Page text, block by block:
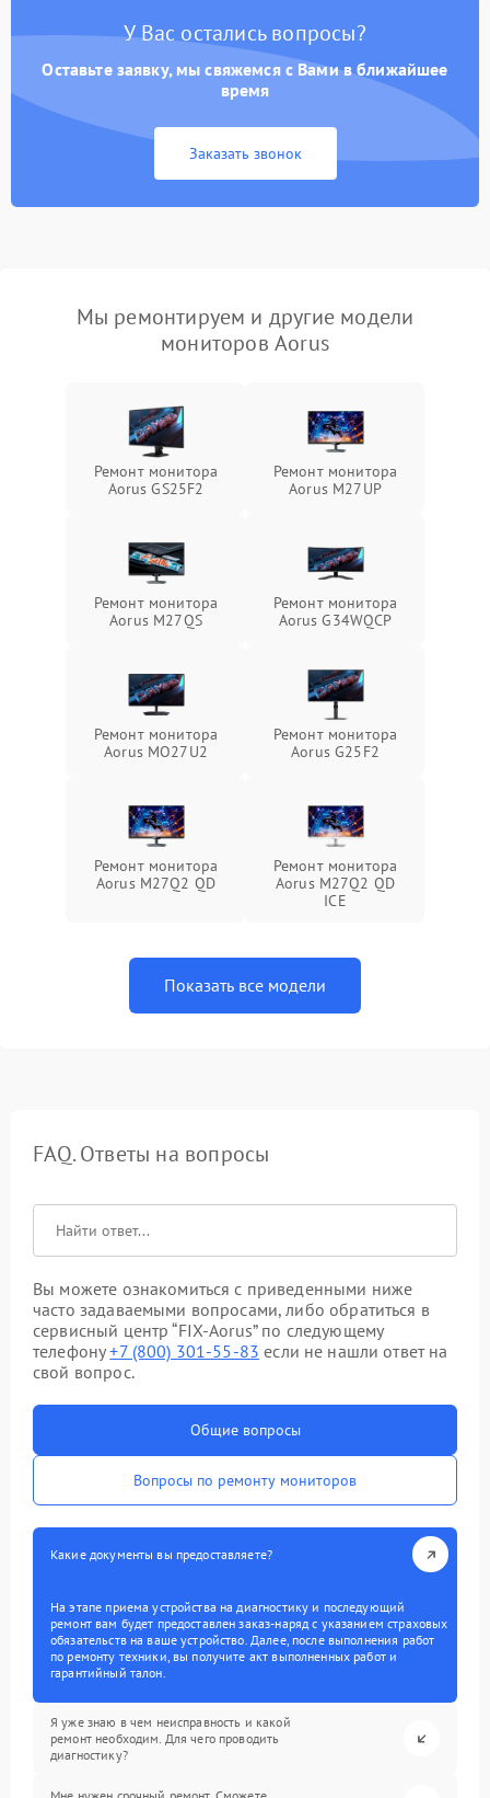
У Вас остались вопросы?
Оставьте заявку, мы свяжемся с Вами в ближайшее
время
Заказать звонок
Мы ремонтируем и другие модели
мониторов Aorus
Ремонт монитора
Aorus GS25F2
Ремонт монитора
Aorus M27UP
Ремонт монитора
Aorus M27QS
Ремонт монитора
Aorus G34WQCP
Ремонт монитора
Aorus MO27U2
Ремонт монитора
Aorus G25F2
Ремонт монитора
Aorus M27Q2 QD
Ремонт монитора
Aorus M27Q2 QD
ICE
Показать все модели
FAQ. Ответы на вопросы
Вы можете ознакомиться с приведенными ниже
часто задаваемыми вопросами, либо обратиться в
сервисный центр “FIX-Aorus” по следующему
телефону+7 (800) 301-55-83 если не нашли ответ на
свой вопрос.
Общие вопросы
Вопросы по ремонту мониторов
Какие документы вы предоставляете?
На этапе приема устройства на диагностику и последующий
ремонт вам будет предоставлен заказ-наряд с указанием страховых
обязательств на ваше устройство. Далее, после выполнения работ
по ремонту техники, вы получите акт выполненных работ и
гарантийный талон.
Я уже знаю в чем неисправность и какой
ремонт необходим. Для чего проводить
диагностику?